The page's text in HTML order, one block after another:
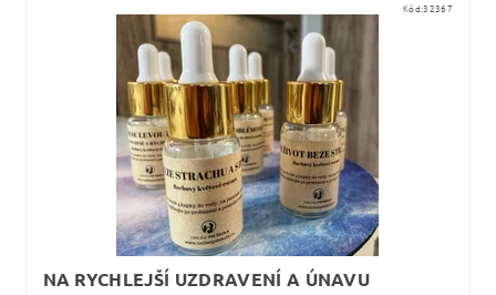
Kód:32367
NA RYCHLEJŠÍ UZDRAVENÍ A ÚNAVU